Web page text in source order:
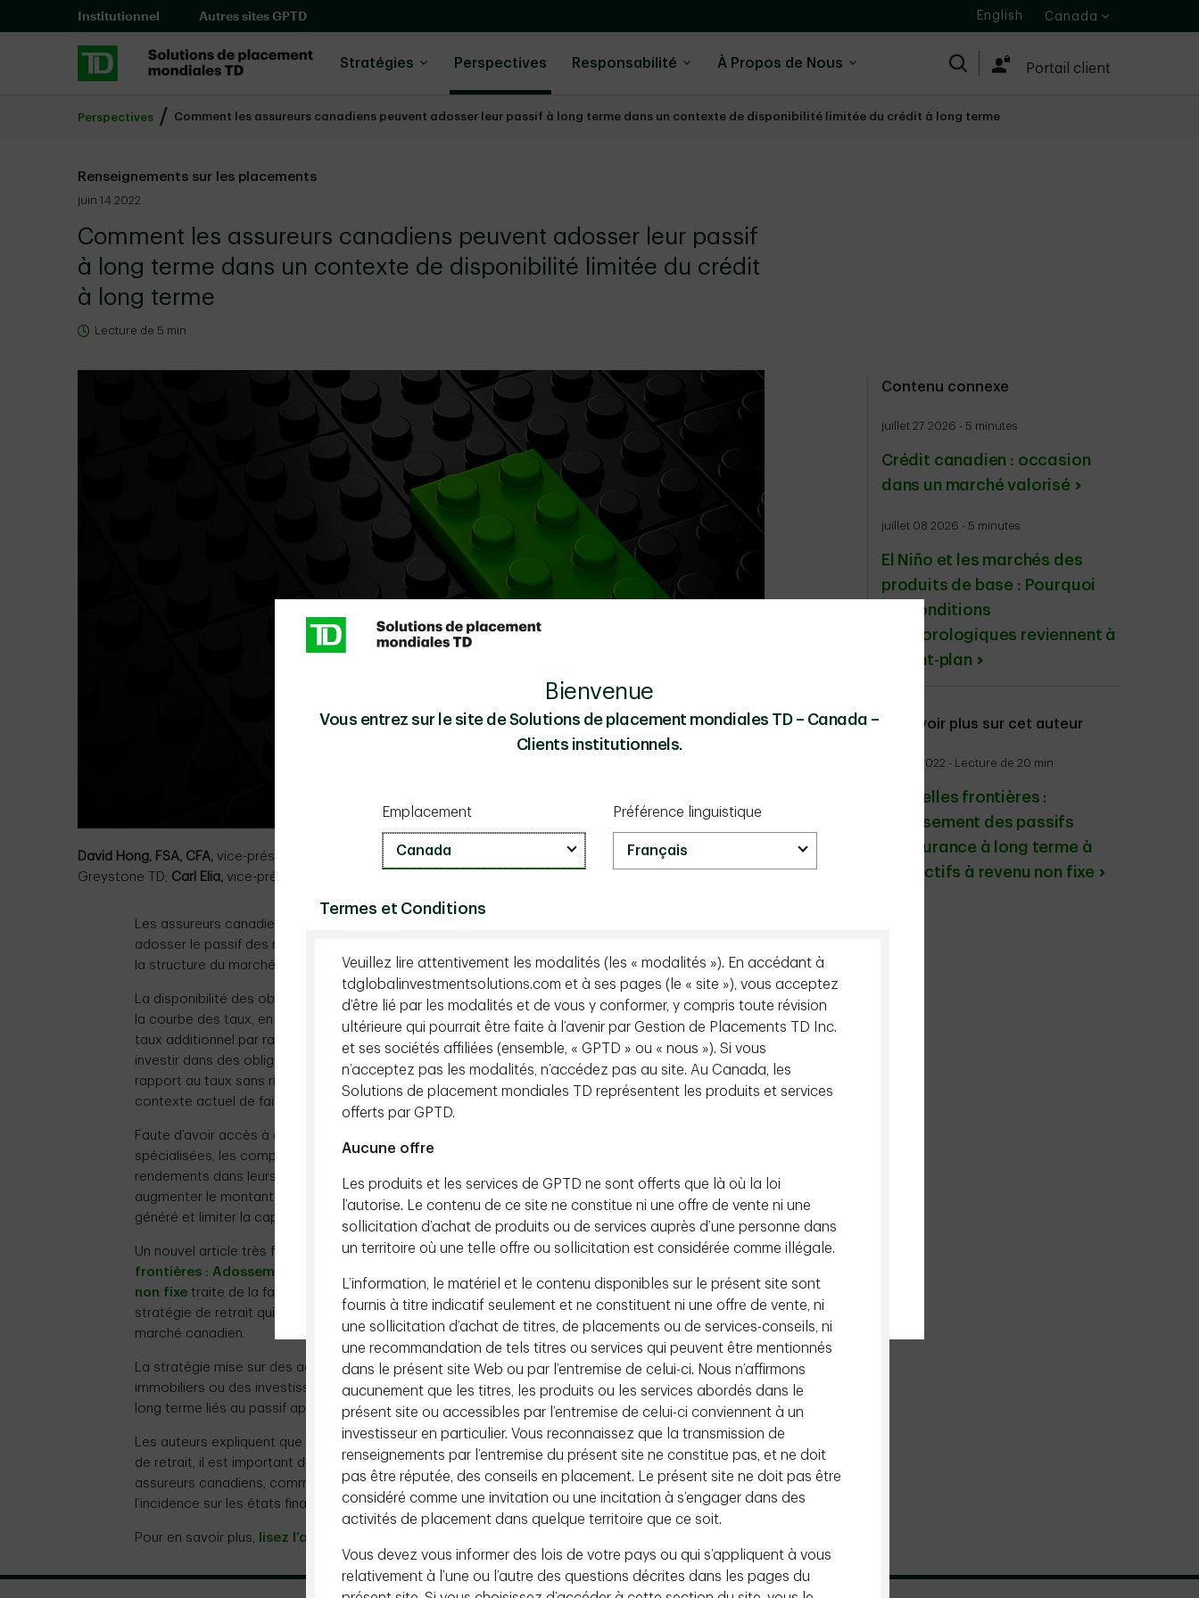
Skip to main content
Institutionnel Autres sites GPTD English Canada
Stratégies Perspectives Responsabilité À Propos de Nous RecherchePortail client
Perspectives Comment les assureurs canadiens peuvent adosser leur passif à long terme dans un contexte de disponibilité limitée du crédit à long terme
Renseignements sur les placements
juin 14 2022
Comment les assureurs canadiens peuvent adosser leur passif
à long terme dans un contexte de disponibilité limitée du crédit
à long terme
Lecture de 5 min
David Hong, FSA, CFA, vice-président, Gestion de Placements TD; Monish Arora, CFA,
vice-président,
Greystone TD; Carl Elia, vice-président et directeu, Greystone TD
Les assureurs canadiens qui veulent concevoir des programmes de couverture pour
adosser le passif des réserves d’assurance vie à long terme ont peu d’options en raison de
la structure du marché canadien de titres à revenu fixe.
La disponibilité des obligations publiques est très limitée dans le segment à long terme de
la courbe des taux, en particulier pour les obligations de sociétés qui offrent un écart de
taux additionnel par rapport aux obligations d’État. Par conséquent, les assureurs doivent
investir dans des obligations d’État à long terme présentant un faible écart additionnel par
rapport au taux sans risque, une stratégie qui peut être particulièrement coûteuse dans le
contexte actuel de faibles taux d’intérêt.
Faute d’avoir accès à des instruments du marché privé ou à des stratégies de placement
spécialisées, les compagnies d’assurance vie pourraient avoir de la difficulté à générer des
rendements dans leurs portefeuilles d’adossement du passif. Cette situation pourrait faire
augmenter le montant de réserve devant être détenu, réduire le revenu de placement
généré et limiter la capacité des assureurs à offrir des prix concurrentiels.
Un nouvel article très fouillé de Gestion de Placements TD Inc. (GPTD) intituléNouvelles
frontières : Adossement des passifs d’assurance à long terme à des actifs à revenu
non fixe traite de la façon dont ce problème complexe pourrait être résolu au moyen d’une
stratégie de retrait qui compense la disponibilité limitée du crédit à long terme sur le
marché canadien.
La stratégie mise sur des actifs à revenu non fixe, comme des actions, des biens
immobiliers ou des investissements en infrastructures pour soutenir les flux de trésorerie à
long terme liés au passif après un certain nombre d’années.
Les auteurs expliquent que lorsqu’on évalue la pertinence et le compromis des stratégies
de retrait, il est important de tenir compte des objectifs et des contraintes propres aux
assureurs canadiens, comme les avantages économiques, l’efficience du capital et
l’incidence sur les états financiers.
Pour en savoir plus, lisez l’article complet ici.
Contenu connexe
juillet 27 2026 - 5 minutes
Crédit canadien : occasion
dans un marché valorisé
juillet 08 2026 - 5 minutes
El Niño et les marchés des
produits de base : Pourquoi
les conditions
météorologiques reviennent à
l’avant-plan
En savoir plus sur cet auteur
mai 23 2022 - Lecture de 20 min
Nouvelles frontières :
Adossement des passifs
d'assurance à long terme à
des actifs à revenu non fixe
Bienvenue
Vous entrez sur le site de Solutions de placement mondiales TD – Canada –
Clients institutionnels.
Emplacement Préférence linguistique
Termes et Conditions
Veuillez lire attentivement les modalités (les « modalités »). En accédant à
tdglobalinvestmentsolutions.com et à ses pages (le « site »), vous acceptez
d’être lié par les modalités et de vous y conformer, y compris toute révision
ultérieure qui pourrait être faite à l’avenir par Gestion de Placements TD Inc.
et ses sociétés affiliées (ensemble, « GPTD » ou « nous »). Si vous
n’acceptez pas les modalités, n’accédez pas au site. Au Canada, les
Solutions de placement mondiales TD représentent les produits et services
offerts par GPTD.
Aucune offre
Les produits et les services de GPTD ne sont offerts que là où la loi
l’autorise. Le contenu de ce site ne constitue ni une offre de vente ni une
sollicitation d’achat de produits ou de services auprès d’une personne dans
un territoire où une telle offre ou sollicitation est considérée comme illégale.
L’information, le matériel et le contenu disponibles sur le présent site sont
fournis à titre indicatif seulement et ne constituent ni une offre de vente, ni
une sollicitation d’achat de titres, de placements ou de services-conseils, ni
une recommandation de tels titres ou services qui peuvent être mentionnés
dans le présent site Web ou par l’entremise de celui-ci. Nous n’affirmons
aucunement que les titres, les produits ou les services abordés dans le
présent site ou accessibles par l’entremise de celui-ci conviennent à un
investisseur en particulier. Vous reconnaissez que la transmission de
renseignements par l’entremise du présent site ne constitue pas, et ne doit
pas être réputée, des conseils en placement. Le présent site ne doit pas être
considéré comme une invitation ou une incitation à s’engager dans des
activités de placement dans quelque territoire que ce soit.
Vous devez vous informer des lois de votre pays ou qui s’appliquent à vous
relativement à l’une ou l’autre des questions décrites dans les pages du